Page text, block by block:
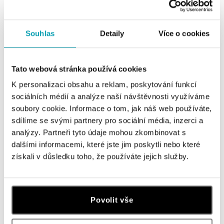
Souhlas Detaily Více o cookies
Tato webová stránka používá cookies
K personalizaci obsahu a reklam, poskytování funkcí
sociálních médií a analýze naší návštěvnosti využíváme
soubory cookie. Informace o tom, jak náš web používáte,
sdílíme se svými partnery pro sociální média, inzerci a
analýzy. Partneři tyto údaje mohou zkombinovat s
dalšími informacemi, které jste jim poskytli nebo které
získali v důsledku toho, že používáte jejich služby.
Povolit vše
HALADA Pařížská, Praha
Pařížská 7, 110 00 Praha 1
tel.: +420724986111
dnes otevřeno do 18:00
HALADA Na Příkopě, Praha
Na Příkopě 16, 110 00 Praha 1
tel.: +420608028615
tel.: +420602443261